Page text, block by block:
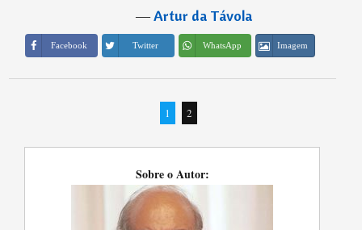
―Artur da Távola
Facebook Twitter WhatsApp Imagem
1 2
Sobre o Autor: